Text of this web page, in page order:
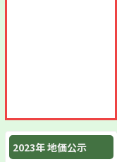
2023年 地価公示